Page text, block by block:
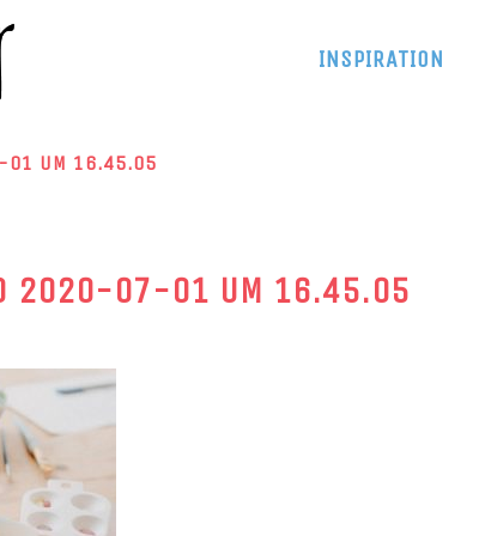
INSPIRATION
01 UM 16.45.05
2020-07-01 UM 16.45.05